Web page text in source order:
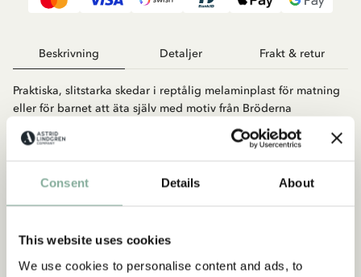
Consent Details About
This website uses cookies
We use cookies to personalise content and ads, to
Beskrivning Detaljer Frakt & retur
Praktiska, slitstarka skedar i reptålig melaminplast för matning
eller för barnet att äta själv med motiv från Bröderna
Lejonhjärta. Passar givetvis för alla åldrar – perfekt till glass
eller yoghurt!